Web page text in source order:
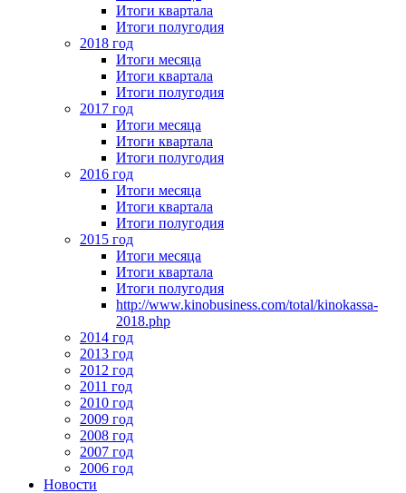
Итоги квартала
Итоги полугодия
2018 год
Итоги месяца
Итоги квартала
Итоги полугодия
2017 год
Итоги месяца
Итоги квартала
Итоги полугодия
2016 год
Итоги месяца
Итоги квартала
Итоги полугодия
2015 год
Итоги месяца
Итоги квартала
Итоги полугодия
http://www.kinobusiness.com/total/kinokassa-
2018.php
2014 год
2013 год
2012 год
2011 год
2010 год
2009 год
2008 год
2007 год
2006 год
Новости